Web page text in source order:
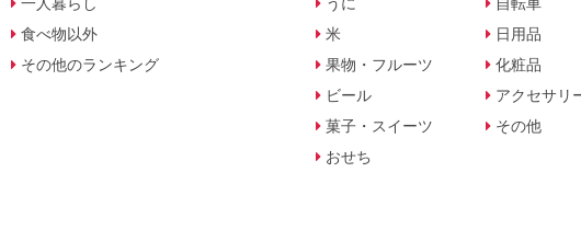
食べ物以外
その他のランキング
米
果物・フルーツ
ビール
菓子・スイーツ
おせち
日用品
化粧品
アクセサリ
その他